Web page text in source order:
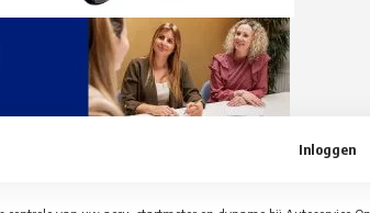
Inloggen